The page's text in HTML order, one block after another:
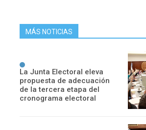
MÁS NOTICIAS
La Junta Electoral eleva
propuesta de adecuación
de la tercera etapa del
cronograma electoral